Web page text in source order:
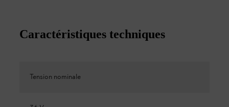
Caractéristiques techniques
Tension nominale